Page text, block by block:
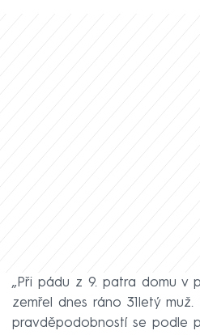
„Při pádu z 9. patra domu v
zemřel dnes ráno 31letý muž.
pravděpodobností se podle